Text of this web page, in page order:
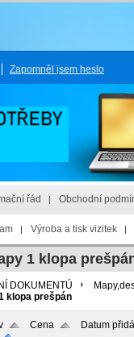
Zapomněl jsem heslo
řád Obchodní
Výroba a tisk vizitek
1 klopa
DOKUMENTÚ
klopa prešpán
Cena
Datum